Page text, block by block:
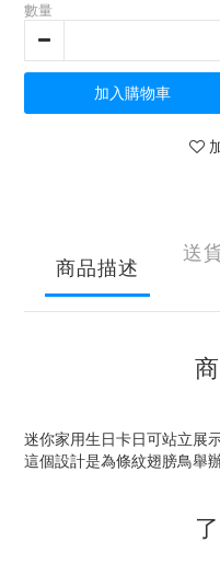
數量
加入購物車
商品描述
送
迷你家用生日卡日可站立展
這個設計是為條紋翅膀鳥舉